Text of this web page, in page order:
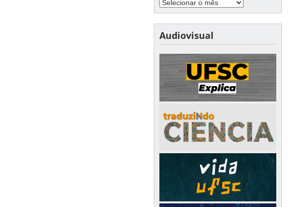
Audiovisual